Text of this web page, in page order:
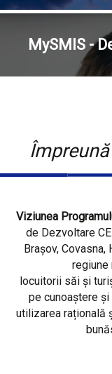
MySMIS -
Viziunea
de Dezvoltare
Brașov,
regiune
locuitorii săi și
pe cunoaștere și
utilizarea rațională